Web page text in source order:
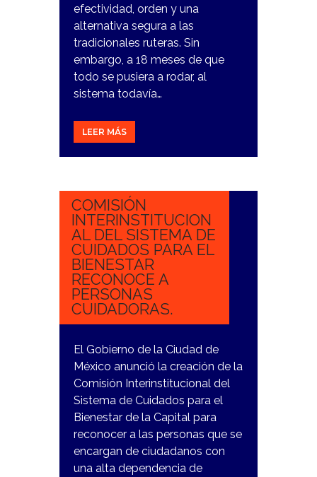
efectividad, orden y una
alternativa segura a las
tradicionales ruteras. Sin
embargo, a 18 meses de que
todo se pusiera a rodar, al
sistema todavía…
LEER MÁS
25
COMISIÓN
INTERINSTITUCION
AL DEL SISTEMA DE
CUIDADOS PARA EL
BIENESTAR
RECONOCE A
PERSONAS
CUIDADORAS.
El Gobierno de la Ciudad de
México anunció la creación de la
Comisión Interinstitucional del
Sistema de Cuidados para el
Bienestar de la Capital para
reconocer a las personas que se
encargan de ciudadanos con
una alta dependencia de